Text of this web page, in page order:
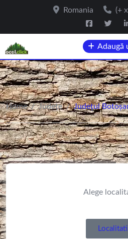
Romania (+
Adaugă
Home / Județe / Județul
Alege
Localitati